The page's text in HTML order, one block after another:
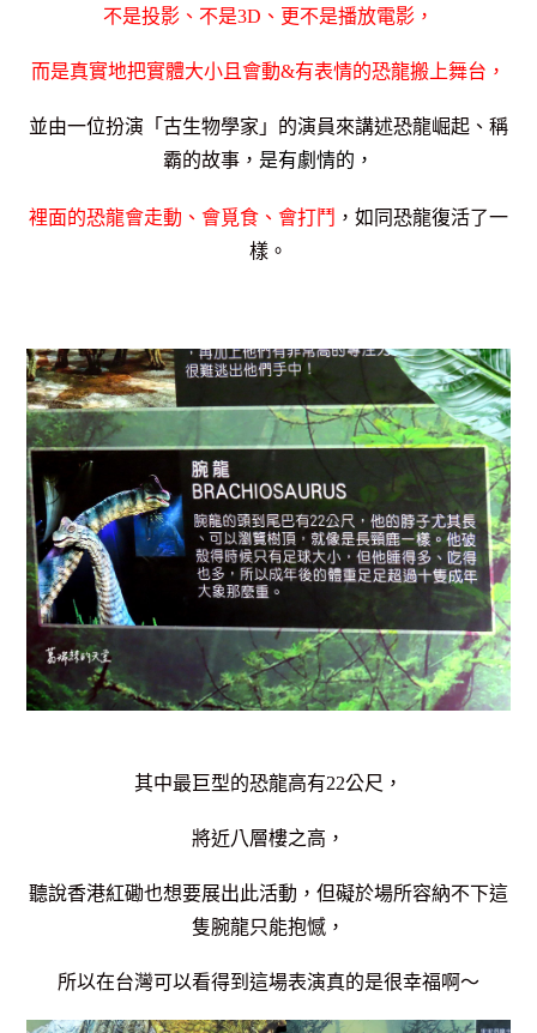
不是投影、不是3D、更不是播放電影，
而是真實地把實體大小且會動&有表情的恐龍搬上舞台，
並由一位扮演「古生物學家」的演員來講述恐龍崛起、稱
霸的故事， 是有劇情的，
裡面的恐龍會走動、會覓食、會打鬥 ，如同恐龍復活了一
樣。
其中最巨型的恐龍高有22公尺，
將近八層樓之高，
聽說香港紅磡也想要展出此活動，但礙於場所容納不下這
隻腕龍只能抱憾，
所以在台灣可以看得到這場表演真的是很幸福啊～